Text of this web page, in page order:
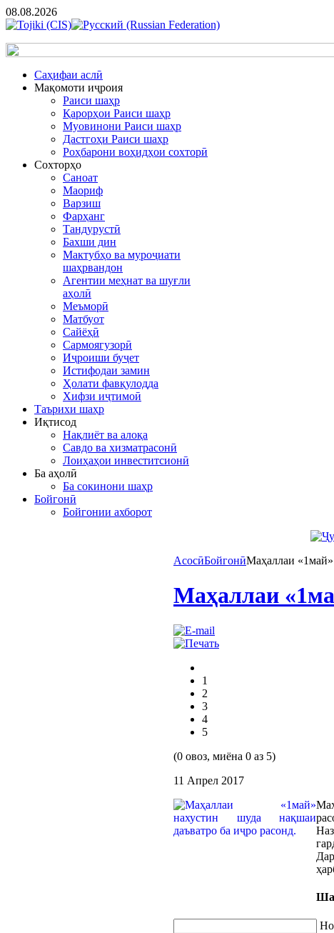
08.08.2026
Cаҳифаи аслӣ
Мақомоти иҷроия
Раиси шаҳр
Қарорҳои Раиси шаҳр
Муовинони Раиси шаҳр
Дастгоҳи Раиси шаҳр
Роҳбарони воҳидҳои сохторӣ
Сохторҳо
Саноат
Маориф
Варзиш
Фарҳанг
Тандурустӣ
Бахши дин
Мактубҳо ва муроҷиати
шаҳрвандон
Агентии меҳнат ва шуғли
аҳолӣ
Меъморӣ
Матбуот
Сайёҳӣ
Сармоягузорӣ
Иҷроиши буҷет
Истифодаи замин
Ҳолати фавқулодда
Хифзи иҷтимоӣ
Таърихи шаҳр
Иқтисод
Нақлиёт ва алоқа
Савдо ва хизматрасонӣ
Лоиҳаҳои инвеститсионӣ
Ба аҳолӣ
Ба сокинони шаҳр
Бойгонӣ
Бойгонии ахборот
АсосӣБойгонӣМаҳаллаи «1май»
Маҳаллаи
1
2
3
4
5
(0 овоз, миёна 0 аз 5)
11 Апрел 2017